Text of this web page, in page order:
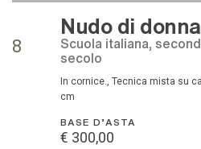
8
Nudo di donna
Scuola italiana, seconda metà XX
secolo
cm
BASE D'ASTA
€ 300,00